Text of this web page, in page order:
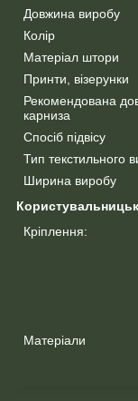
Довжина виробу
Колір
Матеріал штори
Принти, візерунки
Рекомендована
карниза
Спосіб підвісу
Тип текстильного
Ширина виробу
Кріплення:
Матеріали